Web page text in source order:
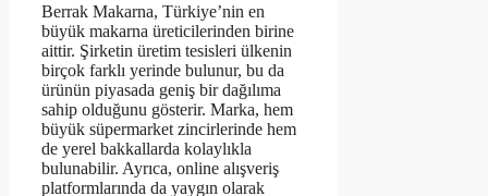
Berrak Makarna, Türkiye’nin en
büyük makarna üreticilerinden birine
aittir. Şirketin üretim tesisleri ülkenin
birçok farklı yerinde bulunur, bu da
ürünün piyasada geniş bir dağılıma
sahip olduğunu gösterir. Marka, hem
büyük süpermarket zincirlerinde hem
de yerel bakkallarda kolaylıkla
bulunabilir. Ayrıca, online alışveriş
platformlarında da yaygın olarak